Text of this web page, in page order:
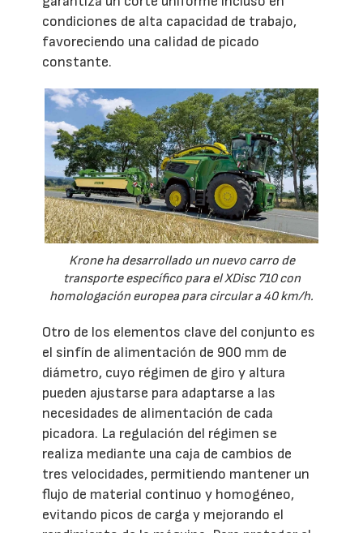
condiciones de alta capacidad de trabajo,
favoreciendo una calidad de picado
constante.
Krone ha desarrollado un nuevo carro de
transporte específico para el XDisc 710 con
homologación europea para circular a 40 km/h.
Otro de los elementos clave del conjunto es
el sinfín de alimentación de 900 mm de
diámetro, cuyo régimen de giro y altura
pueden ajustarse para adaptarse a las
necesidades de alimentación de cada
picadora. La regulación del régimen se
realiza mediante una caja de cambios de
tres velocidades, permitiendo mantener un
flujo de material continuo y homogéneo,
evitando picos de carga y mejorando el